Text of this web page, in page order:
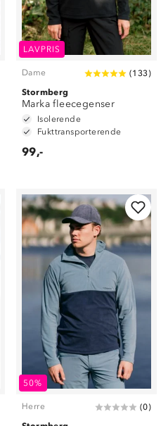
LAVPRIS
Dame (133)
Stormberg
Marka fleecegenser
Isolerende
Fukttransporterende
99,-
50%
Herre (0)